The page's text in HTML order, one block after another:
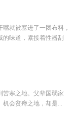
就被塞进了一团布料，
味道，紧接着性器刮
苦寒之地。父辈国弱家
会贫瘠之地，却是...